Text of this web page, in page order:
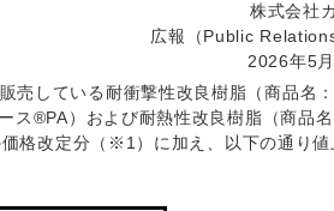
株式会社
広報（Public
2026年5
売している耐衝撃性改良樹脂（商品名
®PA）および耐熱性改良樹脂（商品名
格改定分（※1）に加え、以下の通り値